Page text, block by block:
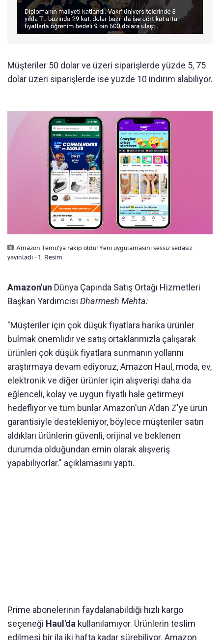
Müşteriler 50 dolar ve üzeri siparişlerde yüzde 5, 75
dolar üzeri siparişlerde ise yüzde 10 indirim alabiliyor.
Amazon Temu'ya rakip oldu! Yeni uygulamasını sessiz sedasız
yayınladı - 1. Resim
Amazon'un Dünya Çapında Satış Ortağı Hizmetleri
Başkan Yardımcısı Dharmesh Mehta:
"Müşteriler için çok düşük fiyatlara harika ürünler
bulmak önemlidir ve satış ortaklarımızla çalışarak
ürünleri çok düşük fiyatlara sunmanın yollarını
araştırmaya devam ediyoruz, Amazon Haul, moda, ev,
elektronik ve diğer ürünler için alışverişi daha da
eğlenceli, kolay ve uygun fiyatlı hale getirmeyi
hedefliyor ve tüm bunlar Amazon'un A'dan Z'ye ürün
garantisiyle destekleniyor, böylece müşteriler satın
aldıkları ürünlerin güvenli, orijinal ve beklenen
durumda olduğundan emin olarak alışveriş
yapabiliyorlar." açıklamasını yaptı.
Prime abonelerinin faydalanabildiği hızlı kargo
seçeneği Haul'da kullanılamıyor. Ürünlerin teslim
edilmesi bir ila iki hafta kadar sürebiliyor. Amazon